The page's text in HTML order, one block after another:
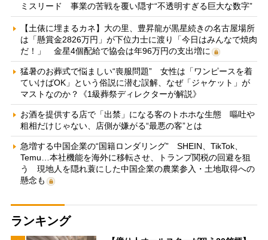
ミスリード 事業の苦戦を覆い隠す“不透明すぎる巨大な数字”
【土俵に埋まるカネ】大の里、豊昇龍が黒星続きの名古屋場所
は「懸賞金2826万円」が下位力士に渡り「今日はみんなで焼肉
だ！」 金星4個配給で協会は年96万円の支出増に
猛暑のお葬式で悩ましい“喪服問題” 女性は「ワンピースを着
ていけばOK」という俗説に潜む誤解、なぜ「ジャケット」が
マストなのか？《1級葬祭ディレクターが解説》
お酒を提供する店で「出禁」になる客のトホホな生態 嘔吐や
粗相だけじゃない、店側が嫌がる“最悪の客”とは
急増する中国企業の“国籍ロンダリング” SHEIN、TikTok、
Temu…本社機能を海外に移転させ、トランプ関税の回避を狙
う 現地人を隠れ蓑にした中国企業の農業参入・土地取得への
懸念も
ランキング